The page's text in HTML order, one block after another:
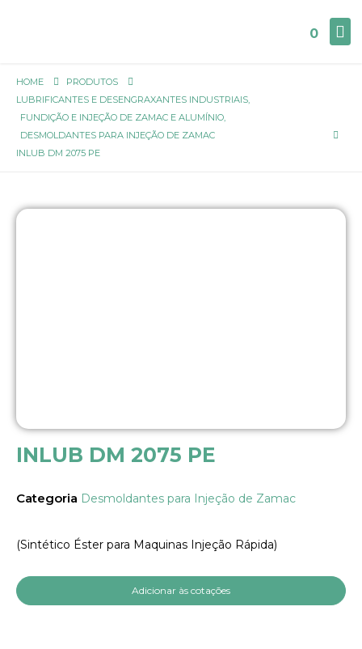
0
HOME
PRODUTOS
LUBRIFICANTES E DESENGRAXANTES INDUSTRIAIS,
FUNDIÇÃO E INJEÇÃO DE ZAMAC E ALUMÍNIO,
DESMOLDANTES PARA INJEÇÃO DE ZAMAC
INLUB DM 2075 PE
INLUB DM 2075 PE
Categoria Desmoldantes para Injeção de Zamac
(Sintético Éster para Maquinas Injeção Rápida)
Adicionar às cotações